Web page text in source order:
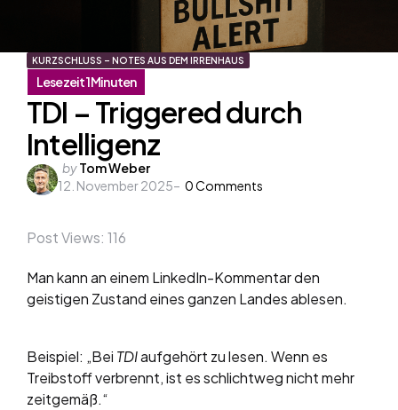
KURZSCHLUSS – NOTES AUS DEM IRRENHAUS
TDI – Triggered durch
Intelligenz
Posted
by
byTom Weber
12. November 2025
0Comments
Post Views: 116
Man kann an einem LinkedIn-Kommentar den
geistigen Zustand eines ganzen Landes ablesen.
Beispiel: „Bei TDIaufgehört zu lesen. Wenn es
Treibstoff verbrennt, ist es schlichtweg nicht mehr
zeitgemäß.“